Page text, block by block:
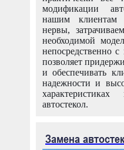
модификации
нашим клиентам
нервы,
необходимой
непосредственно
позволяет
и обеспечивать
надежности и
автостекол.
Замена